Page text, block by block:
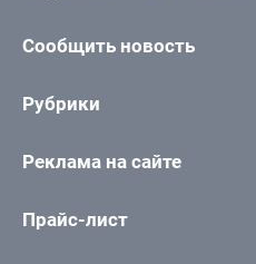
Сообщить новость
Рубрики
Реклама на сайте
Прайс-лист